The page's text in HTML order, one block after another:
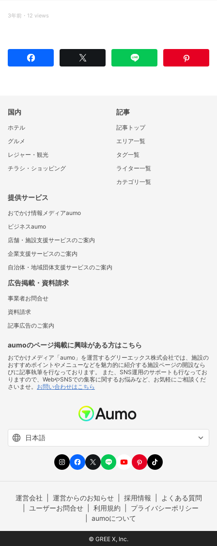
3年前・12 views
国内
ホテル
グルメ
レジャー・観光
チラシ・ショッピング
記事
記事トップ
エリア一覧
タグ一覧
ライター一覧
カテゴリ一覧
提供サービス
おでかけ情報メディアaumo
ビジネスaumo
店舗・施設支援サービスのご案内
企業支援サービスのご案内
自治体・地域団体支援サービスのご案内
広告掲載・資料請求
事業者お問合せ
資料請求
記事広告のご案内
aumoのページ掲載に興味がある方はこちら
おでかけメディア「aumo」を運営するグリーエックス株式会社では、施設の
おすすめポイントやメニューなどを魅力的に紹介する施設ページの開設なら
びに記事執筆を行なっております。 また、SNS運用のサポートも行なってお
りますので、WebやSNSでの集客に関するお悩みなど、お気軽にご相談くだ
さいませ。 お問い合わせはこちら
運営会社 運営からのお知らせ 採用情報
よくある質問
ユーザーお問合せ
利用規約
プライバシーポリシー
aumoについて
© GREE X, Inc.